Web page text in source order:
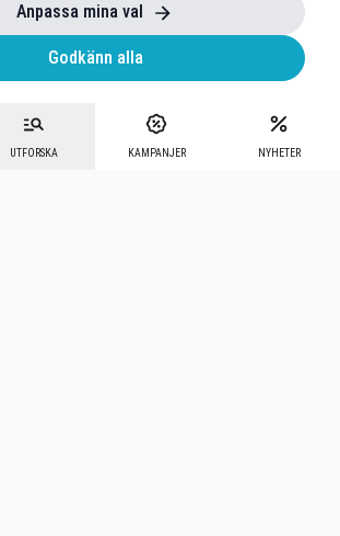
UTFORSKA KAMPANJER NYHETER
Anpassa mina val
Godkänn alla